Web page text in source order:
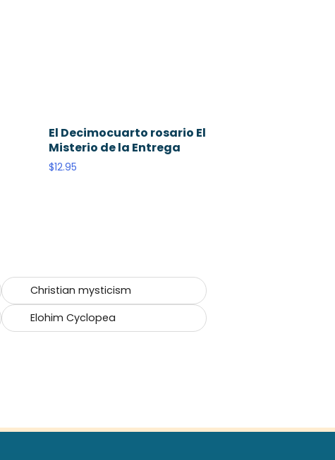
El Decimocuarto rosario El
Misterio de la Entrega
$12.95
Christian mysticism
Elohim Cyclopea